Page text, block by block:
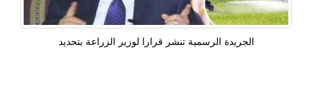
الجريدة الرسمية تنشر قرارا لوزير الزراعة بتحديد